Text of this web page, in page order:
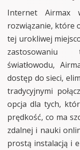
Internet Airmax
rozwiązanie, które
tej urokliwej
zastosowaniu
światłowodu,
dostęp do sieci,
tradycyjnymi
opcja dla tych,
prędkość, co ma
zdalnej i nauki
prostą instalacją i